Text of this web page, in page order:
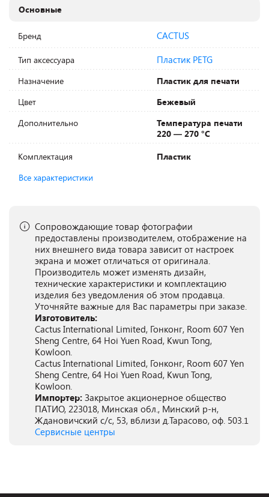
Основные
Бренд CACTUS
Тип аксессуара Пластик PETG
Назначение
Пластик для печати
Цвет
Бежевый
Дополнительно
Температура печати
220 — 270 °C
Комплектация
Пластик
Все характеристики
Сопровождающие товар фотографии
предоставлены производителем, отображение на
них внешнего вида товара зависит от настроек
экрана и может отличаться от оригинала.
Производитель может изменять дизайн,
технические характеристики и комплектацию
изделия без уведомления об этом продавца.
Уточняйте важные для Вас параметры при заказе.
Изготовитель:
Cactus International Limited, Гонконг, Room 607 Yen
Sheng Centre, 64 Hoi Yuen Road, Kwun Tong,
Kowloon.
Cactus International Limited, Гонконг, Room 607 Yen
Sheng Centre, 64 Hoi Yuen Road, Kwun Tong,
Kowloon.
Импортер: Закрытое акционерное общество
ПАТИО, 223018, Минская обл., Минский р-н,
Ждановичский с/с, 53, вблизи д.Тарасово, оф. 503.1
Сервисные центры